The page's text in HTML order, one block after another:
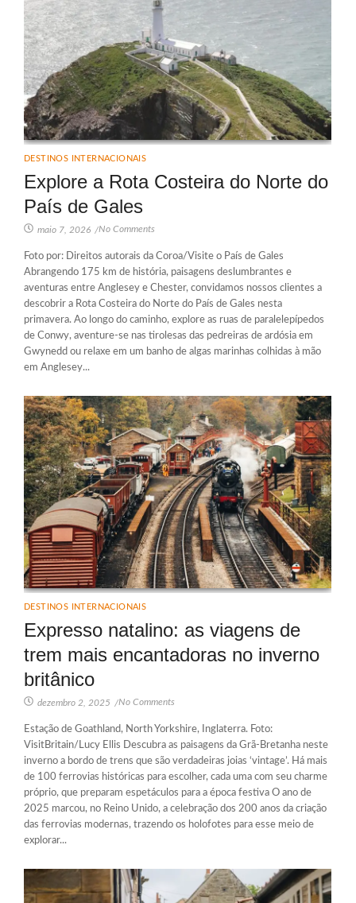
DESTINOS INTERNACIONAIS
Explore a Rota Costeira do Norte do
País de Gales
maio 7, 2026 /No Comments
Foto por: Direitos autorais da Coroa/Visite o País de Gales
Abrangendo 175 km de história, paisagens deslumbrantes e
aventuras entre Anglesey e Chester, convidamos nossos clientes a
descobrir a Rota Costeira do Norte do País de Gales nesta
primavera. Ao longo do caminho, explore as ruas de paralelepípedos
de Conwy, aventure-se nas tirolesas das pedreiras de ardósia em
Gwynedd ou relaxe em um banho de algas marinhas colhidas à mão
em Anglesey...
DESTINOS INTERNACIONAIS
Expresso natalino: as viagens de
trem mais encantadoras no inverno
britânico
dezembro 2, 2025 /No Comments
Estação de Goathland, North Yorkshire, Inglaterra. Foto:
VisitBritain/Lucy Ellis Descubra as paisagens da Grã-Bretanha neste
inverno a bordo de trens que são verdadeiras joias ‘vintage’. Há mais
de 100 ferrovias históricas para escolher, cada uma com seu charme
próprio, que preparam espetáculos para a época festiva O ano de
2025 marcou, no Reino Unido, a celebração dos 200 anos da criação
das ferrovias modernas, trazendo os holofotes para esse meio de
explorar...